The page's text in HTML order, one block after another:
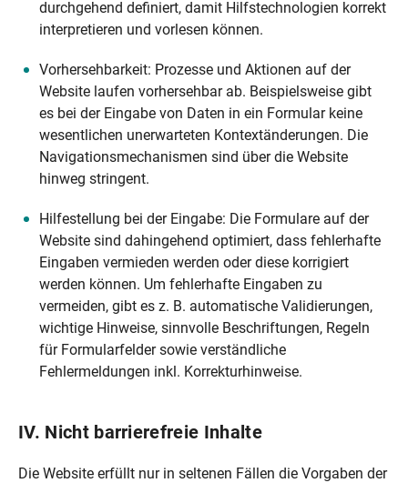
durchgehend definiert, damit Hilfstechnologien korrekt
interpretieren und vorlesen können.
Vorhersehbarkeit: Prozesse und Aktionen auf der
Website laufen vorhersehbar ab. Beispielsweise gibt
es bei der Eingabe von Daten in ein Formular keine
wesentlichen unerwarteten Kontextänderungen. Die
Navigationsmechanismen sind über die Website
hinweg stringent.
Hilfestellung bei der Eingabe: Die Formulare auf der
Website sind dahingehend optimiert, dass fehlerhafte
Eingaben vermieden werden oder diese korrigiert
werden können. Um fehlerhafte Eingaben zu
vermeiden, gibt es z. B. automatische Validierungen,
wichtige Hinweise, sinnvolle Beschriftungen, Regeln
für Formularfelder sowie verständliche
Fehlermeldungen inkl. Korrekturhinweise.
IV. Nicht barrierefreie Inhalte
Die Website erfüllt nur in seltenen Fällen die Vorgaben der